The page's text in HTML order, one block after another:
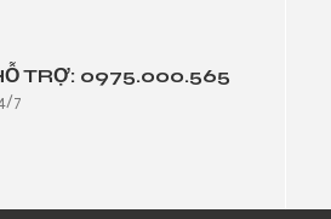
TRỢ: 0975.000.565
7